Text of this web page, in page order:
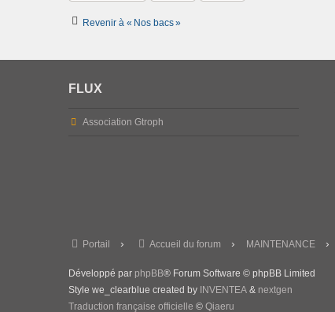
Revenir à « Nos bacs »
FLUX
Association Gtroph
Portail Accueil du forum MAINTENANCE
Développé par phpBB® Forum Software © phpBB Limited
Style we_clearblue created by INVENTEA & nextgen
Traduction française officielle © Qiaeru